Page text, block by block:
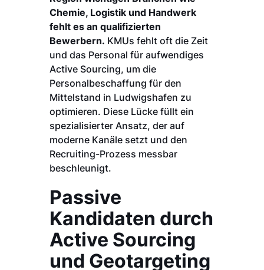
Chemie, Logistik und Handwerk
fehlt es an qualifizierten
Bewerbern. KMUs fehlt oft die Zeit
und das Personal für aufwendiges
Active Sourcing, um die
Personalbeschaffung für den
Mittelstand in Ludwigshafen zu
optimieren. Diese Lücke füllt ein
spezialisierter Ansatz, der auf
moderne Kanäle setzt und den
Recruiting-Prozess messbar
beschleunigt.
Passive
Kandidaten durch
Active Sourcing
und Geotargeting